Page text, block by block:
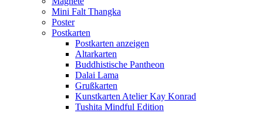
Mini Falt Thangka
Poster
Postkarten
Postkarten anzeigen
Altarkarten
Buddhistische Pantheon
Dalai Lama
Grußkarten
Kunstkarten Atelier Kay Konrad
Tushita Mindful Edition